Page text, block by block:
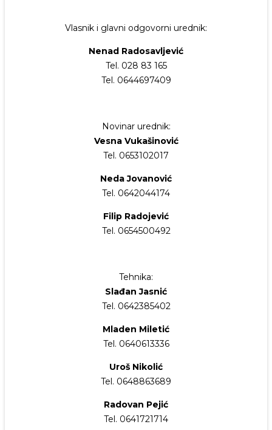
Vlasnik i glavni odgovorni urednik:
Nenad Radosavljević
Tel. 028 83 165
Tel. 0644697409
Novinar urednik:
Vesna Vukašinović
Tel. 0653102017
Neda Jovanović
Tel. 0642044174
Filip Radojević
Tel. 0654500492
Tehnika:
Slađan Jasnić
Tel. 0642385402
Mladen Miletić
Tel. 0640613336
Uroš Nikolić
Tel. 0648863689
Radovan Pejić
Tel. 0641721714